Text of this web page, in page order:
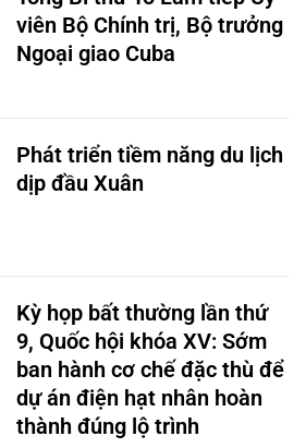
viên Bộ Chính trị, Bộ trưởng
Ngoại giao Cuba
Phát triển tiềm năng du lịch
dịp đầu Xuân
Kỳ họp bất thường lần thứ
9, Quốc hội khóa XV: Sớm
ban hành cơ chế đặc thù để
dự án điện hạt nhân hoàn
thành đúng lộ trình